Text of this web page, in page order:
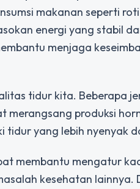
makanan seperti
energi yang stabil
menjaga
tidur kita. Beberapa
produksi
tidur yang lebih nyenyak
membantu mengatur
kesehatan lainnya.